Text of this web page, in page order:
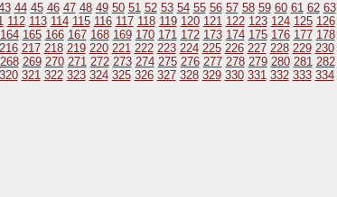
44 45 46 47 48 49 50 51 52 53 54 55 56 57 58 59 60 61 62 63
112 113 114 115 116 117 118 119 120 121 122 123 124 125 126
164 165 166 167 168 169 170 171 172 173 174 175 176 177 178
216 217 218 219 220 221 222 223 224 225 226 227 228 229 230
268 269 270 271 272 273 274 275 276 277 278 279 280 281 282
320 321 322 323 324 325 326 327 328 329 330 331 332 333 334